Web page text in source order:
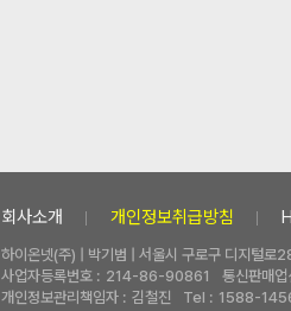
회사소개 개인정보취급방침
하이온넷(주) | 박기범 | 서울시 구로구 디지털
사업자등록번호 : 214-86-90861
통신판매
개인정보관리책임자 : 김철진 Tel : 1588-